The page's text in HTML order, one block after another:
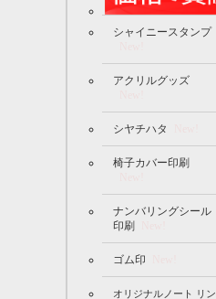
シャイニースタンプ
アクリルグッズ
シヤチハタ
椅子カバー印刷
ナンバリングシール
印刷
ゴム印
オリジナルノート リン